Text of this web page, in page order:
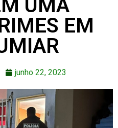
UMA
EM
junho 22, 2023